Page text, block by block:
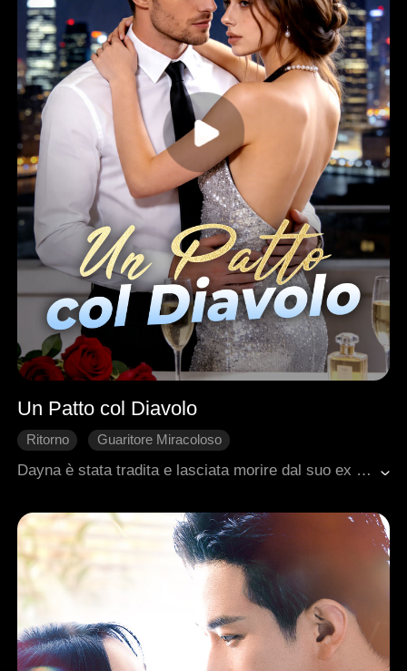
Un Patto col Diavolo
Ritorno
Guaritore Miracoloso
Matrimonio di Convenienza
Romanzo sentimentale moderno
Dayna è stata tradita e lasciata morire dal suo ex marito Declan. A salvarla è Christopher, un tycoon costretto su una sedia a rotelle. Lui non può camminare, lei non ha più nulla. Ma insieme possono vincere. Fanno un patto: lei lo guarirà in segreto, lui la aiuterà a riconquistare il suo impero. La famiglia di Christopher la guarda con sospetto. Dayna non dice chi è veramente. Ma con le sue mani di medico, spegne ogni dubbio. Christopher la osserva e capisce: lei non è una donna qualunque. Giorno dopo giorno, l'amicizia diventa alleanza. L'alleanza diventa amore. Alla fine, Dayna distrugge le bugie di Declan, scopre chi ha ucciso sua madre e riconquista tutto ciò che ha perso. L'uomo che era solo un marito di convenienza diventa il suo più feroce protettore. E il suo vero amore.